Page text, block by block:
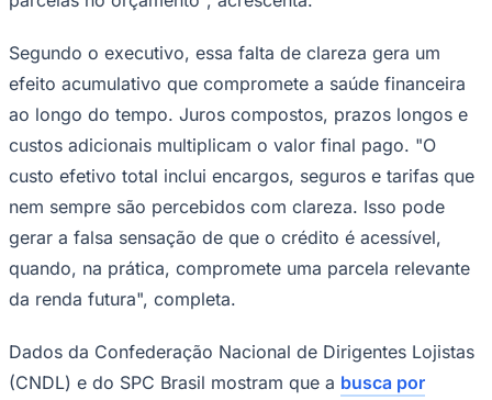
Corinthians
Segundo o executivo, essa falta de clareza gera um
efeito acumulativo que compromete a saúde financeira
ao longo do tempo. Juros compostos, prazos longos e
custos adicionais multiplicam o valor final pago. "O
custo efetivo total inclui encargos, seguros e tarifas que
nem sempre são percebidos com clareza. Isso pode
gerar a falsa sensação de que o crédito é acessível,
quando, na prática, compromete uma parcela relevante
da renda futura", completa.
Dados da Confederação Nacional de Dirigentes Lojistas
(CNDL) e do SPC Brasil mostram que a busca por